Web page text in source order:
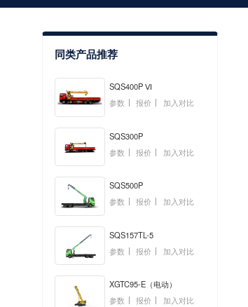
同类产品推荐
SQS400P Ⅵ
参数
报价 加入对比
SQS300P
参数
报价 加入对比
SQS500P
参数
报价 加入对比
SQS157TL-5
参数
报价 加入对比
XGTC95-E（电动）
参数
报价 加入对比